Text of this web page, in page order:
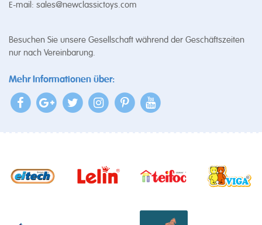
E-mail: sales@newclassictoys.com
Besuchen Sie unsere Gesellschaft während der Geschäftszeiten
nur nach Vereinbarung.
Mehr Informationen über: